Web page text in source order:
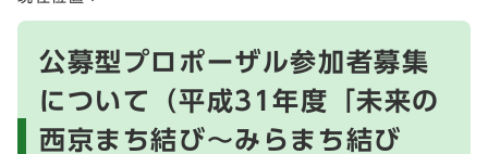
公募型プロポーザル参加者募集
について（平成31年度「未来の
西京まち結び～みらまち結び